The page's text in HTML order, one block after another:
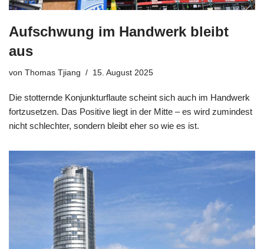
Aufschwung im Handwerk bleibt
aus
von Thomas Tjiang 15. August 2025
Die stotternde Konjunkturflaute scheint sich auch im Handwerk
fortzusetzen. Das Positive liegt in der Mitte – es wird zumindest
nicht schlechter, sondern bleibt eher so wie es ist.